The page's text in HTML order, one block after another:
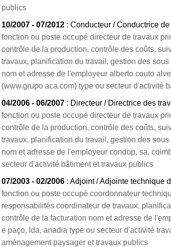
publics
10/2007 - 07/2012 : Conducteur / Conductrice
fonction ou poste occupé directeur de travaux
contrôle de la production, contrôle des coûts,
travaux, planification du travail, gestion des
nom et adresse de l'employeur alberto couto
(www.grupo aca.com) type ou secteur d'activité
04/2006 - 06/2007 : Directeur / Directrice des
fonction ou poste occupé directeur de travaux
contrôle de la production, contrôle des coûts,
travaux, planification du travail, gestion des
nom et adresse de l'employeur condop, sa,
secteur d'activité bâtiment et travaux publics
07/2003 - 02/2006 : Adjoint / Adjointe technique
fonction ou poste occupé coordonnateur
responsabilités coordinateur de travaux,
contrôle de la facturation nom et adresse de
e paço, lda, anadia type ou secteur d'activité
aménagement paysager et travaux publics